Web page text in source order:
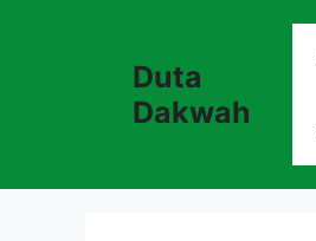
Duta
Dakwah